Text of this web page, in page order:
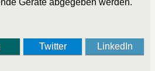
Geräte abgegeben werden.
Twitter LinkedIn